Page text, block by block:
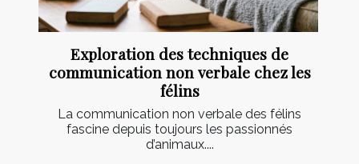
Exploration des techniques de
communication non verbale chez les
félins
La communication non verbale des félins
fascine depuis toujours les passionnés
d’animaux....